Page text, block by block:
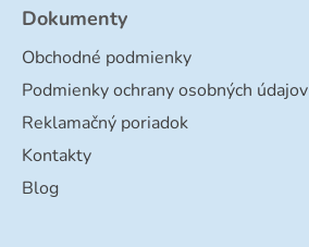
Dokumenty
Obchodné podmienky
Podmienky ochrany osobných údajov
Reklamačný poriadok
Kontakty
Blog